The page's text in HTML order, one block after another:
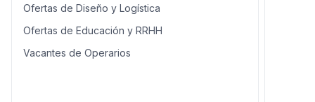
Ofertas de Diseño y Logística
Ofertas de Educación y RRHH
Vacantes de Operarios